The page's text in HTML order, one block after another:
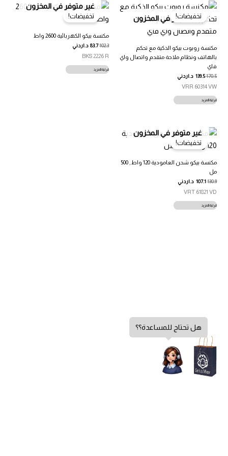
غير متوفر في المخزون
تخفيضات!
مكنسة روبوت بيكو الذكية مع تحكم
بالهاتف ونظام ملاحة متقدم واتصال واي
فاي
170.5
139.5 د.اردني
VRR 60314 VW
قراءة المزيد
غير متوفر في المخزون
تخفيضات!
مكنسة بيكو الكهربائية 2600 واط
102.3
83.7 د.اردني
BKS 2226 R
قراءة المزيد
غير متوفر في المخزون
تخفيضات!
مكنسة بيكو شحن العامودية 120 واط , 500
مل
130.9
107.1 د.اردني
VRT 61821 VD
قراءة المزيد
هل تحتاج للمساعدة؟؟